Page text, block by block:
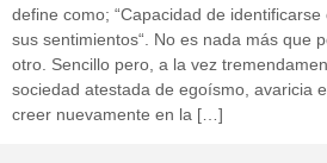
define como; “Capacidad de
sus sentimientos“. No es nada más que
otro. Sencillo pero, a la vez
sociedad atestada de egoísmo, avaricia
creer nuevamente en la […]